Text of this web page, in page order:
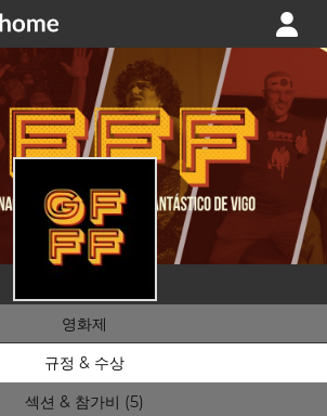
영화제
규정 & 수상
섹션 & 참가비 (5)